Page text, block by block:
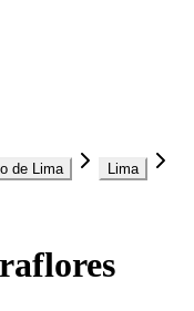
de Lima Lima